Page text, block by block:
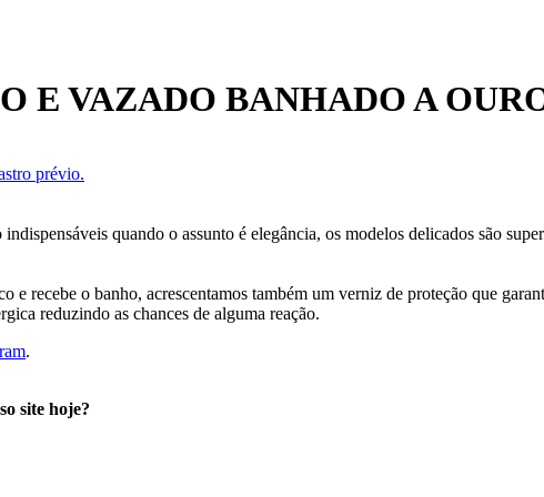
E VAZADO BANHADO A
prévio.
quando o assunto é elegância, os modelos delicados são
e recebe o banho, acrescentamos também um verniz de proteção que
reduzindo as chances de alguma reação.
.
site hoje?